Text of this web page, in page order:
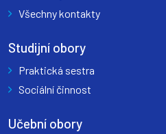
Všechny kontakty
Studijní obory
Praktická sestra
Sociální činnost
Učební obory